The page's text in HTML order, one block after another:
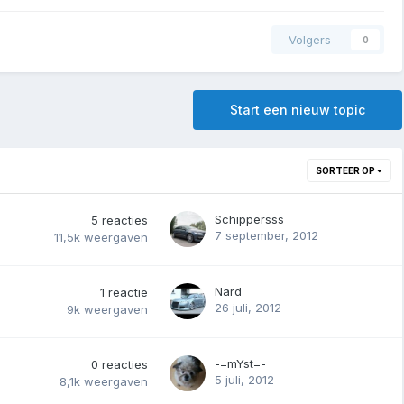
Volgers 0
Start een nieuw topic
SORTEER OP
5 reacties
11,5k weergaven
Schippersss
7 september, 2012
1 reactie
9k weergaven
Nard
26 juli, 2012
0 reacties
8,1k weergaven
-=mYst=-
5 juli, 2012